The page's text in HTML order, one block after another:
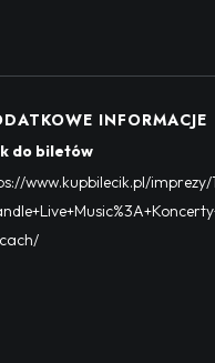
INFORMACJE
do biletów
www.kupbilecik.pl/imprezy/